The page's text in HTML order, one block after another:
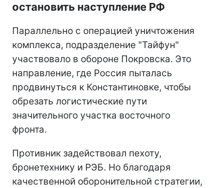
остановить наступление РФ
Параллельно с операцией уничтожения
комплекса, подразделение "Тайфун"
участвовало в обороне Покровска. Это
направление, где Россия пыталась
продвинуться к Константиновке, чтобы
обрезать логистические пути
значительного участка восточного
фронта.
Противник задействовал пехоту,
бронетехнику и РЭБ. Но благодаря
качественной оборонительной стратегии,